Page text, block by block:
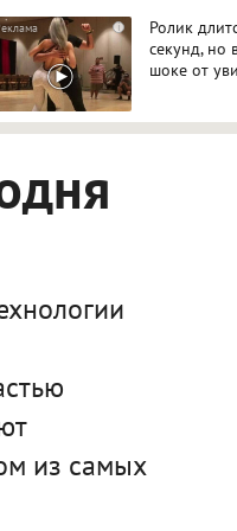
i
Ролик
секунд, но
шоке от
из самых